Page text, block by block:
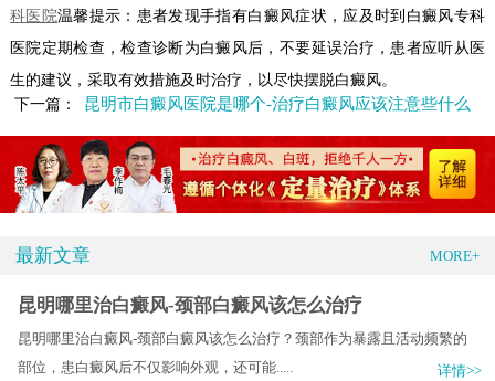
科医院温馨提示：患者发现手指有白癜风症状，应及时到白癜风专科
医院定期检查，检查诊断为白癜风后，不要延误治疗，患者应听从医
生的建议，采取有效措施及时治疗，以尽快摆脱白癜风。
下一篇：
昆明市白癜风医院是哪个-治疗白癜风应该注意些什么
最新文章 MORE+
昆明哪里治白癜风-颈部白癜风该怎么治疗
昆明哪里治白癜风-颈部白癜风该怎么治疗？颈部作为暴露且活动频繁的
部位，患白癜风后不仅影响外观，还可能.....
详情>>